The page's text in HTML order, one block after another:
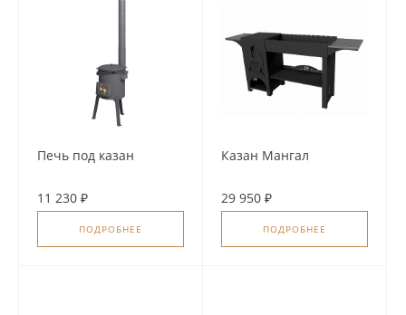
Печь под казан
11 230 ₽
ПОДРОБНЕЕ
Казан Мангал
29 950 ₽
ПОДРОБНЕЕ